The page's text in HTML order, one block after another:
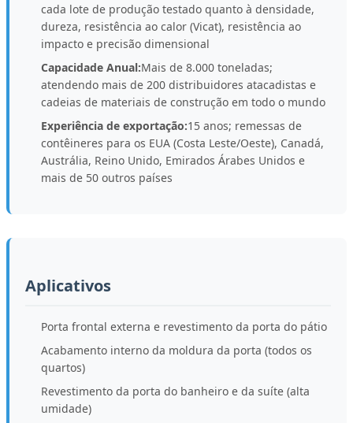
cada lote de produção testado quanto à densidade,
dureza, resistência ao calor (Vicat), resistência ao
impacto e precisão dimensional
Capacidade Anual:Mais de 8.000 toneladas;
atendendo mais de 200 distribuidores atacadistas e
cadeias de materiais de construção em todo o mundo
Experiência de exportação:15 anos; remessas de
contêineres para os EUA (Costa Leste/Oeste), Canadá,
Austrália, Reino Unido, Emirados Árabes Unidos e
mais de 50 outros países
Aplicativos
Porta frontal externa e revestimento da porta do pátio
Acabamento interno da moldura da porta (todos os
quartos)
Revestimento da porta do banheiro e da suíte (alta
umidade)